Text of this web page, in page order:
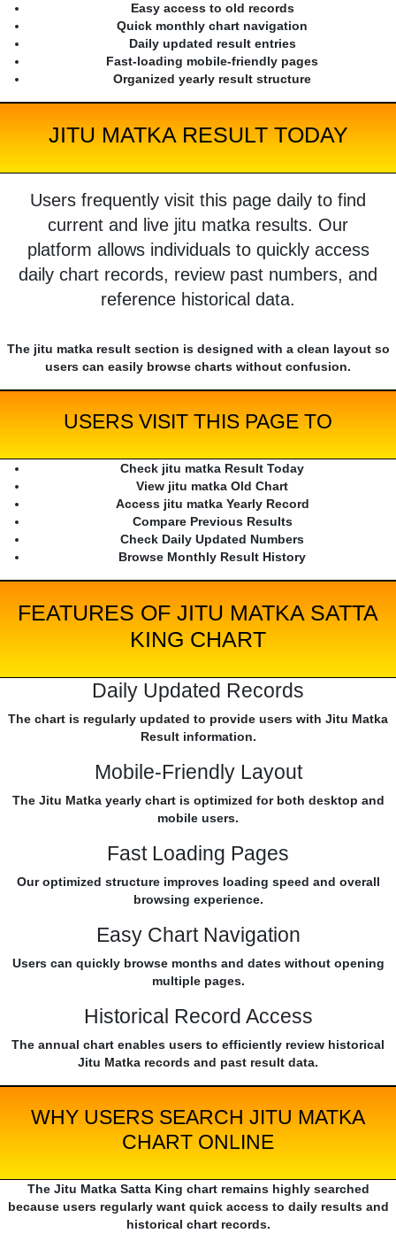
Easy access to old records
Quick monthly chart navigation
Daily updated result entries
Fast-loading mobile-friendly pages
Organized yearly result structure
JITU MATKA RESULT TODAY
Users frequently visit this page daily to find
current and live jitu matka results. Our
platform allows individuals to quickly access
daily chart records, review past numbers, and
reference historical data.
The jitu matka result section is designed with a clean layout so
users can easily browse charts without confusion.
USERS VISIT THIS PAGE TO
Check jitu matka Result Today
View jitu matka Old Chart
Access jitu matka Yearly Record
Compare Previous Results
Check Daily Updated Numbers
Browse Monthly Result History
FEATURES OF JITU MATKA SATTA
KING CHART
Daily Updated Records
The chart is regularly updated to provide users with Jitu Matka
Result information.
Mobile-Friendly Layout
The Jitu Matka yearly chart is optimized for both desktop and
mobile users.
Fast Loading Pages
Our optimized structure improves loading speed and overall
browsing experience.
Easy Chart Navigation
Users can quickly browse months and dates without opening
multiple pages.
Historical Record Access
The annual chart enables users to efficiently review historical
Jitu Matka records and past result data.
WHY USERS SEARCH JITU MATKA
CHART ONLINE
The Jitu Matka Satta King chart remains highly searched
because users regularly want quick access to daily results and
historical chart records.